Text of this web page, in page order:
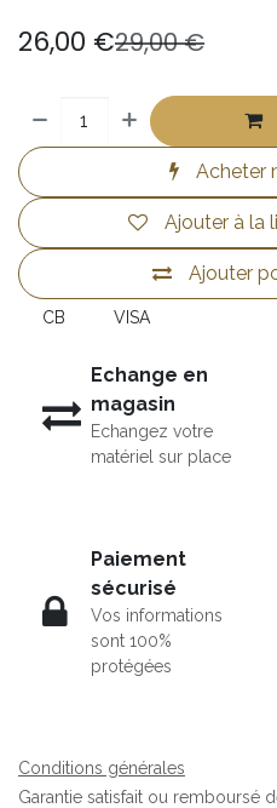
26,00 €29,00€
Acheter
Ajouter
Ajouter à la
CB VISA
Echange en
magasin
Echangez votre
matériel sur place
Paiement
sécurisé
Vos informations
sont 100%
protégées
Conditions générales
Garantie satisfait ou remboursé